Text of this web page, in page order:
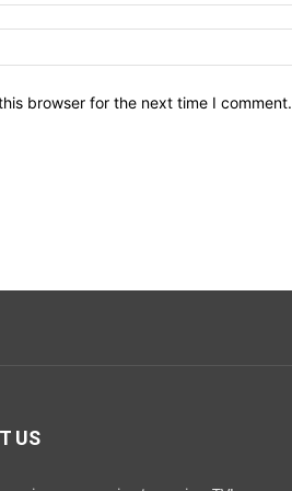
browser for the next time I comment.
US